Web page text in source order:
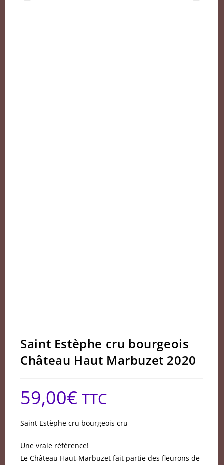
Saint Estèphe cru bourgeois
Château Haut Marbuzet 2020
59,00€ TTC
Saint Estèphe cru bourgeois cru
Une vraie référence!
Le Château Haut-Marbuzet fait partie des fleurons de